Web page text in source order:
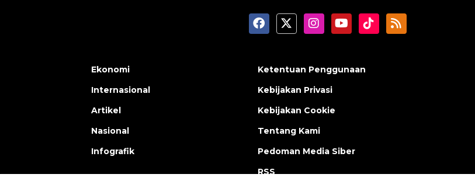
Ekonomi
Internasional
Artikel
Nasional
Infografik
Ketentuan Penggunaan
Kebijakan Privasi
Kebijakan Cookie
Tentang Kami
Pedoman Media Siber
RSS